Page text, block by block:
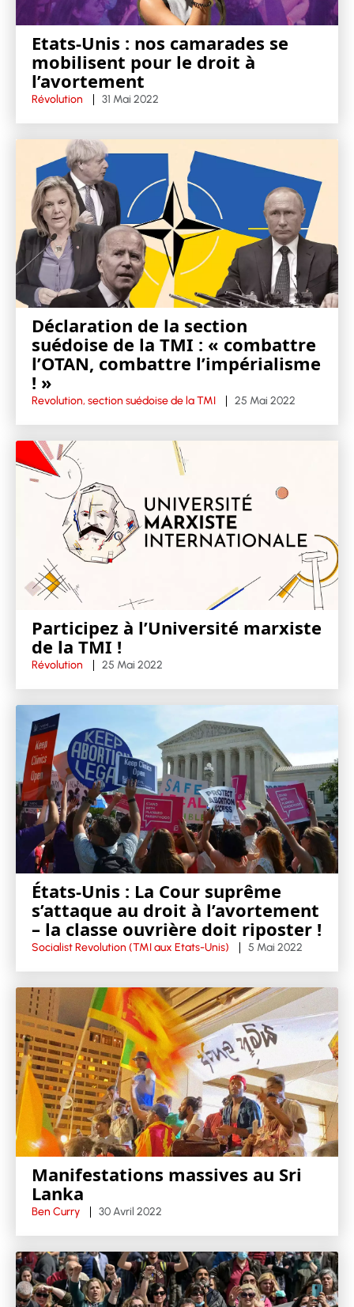
Etats-Unis : nos camarades se
mobilisent pour le droit à
l’avortement
Révolution 31 Mai 2022
Déclaration de la section
suédoise de la TMI : « combattre
l’OTAN, combattre l’impérialisme
! »
Revolution, section suédoise de la TMI 25 Mai 2022
Participez à l’Université marxiste
de la TMI !
Révolution 25 Mai 2022
États-Unis : La Cour suprême
s’attaque au droit à l’avortement
– la classe ouvrière doit riposter !
Socialist Revolution (TMI aux Etats-Unis) 5 Mai 2022
Manifestations massives au Sri
Lanka
Ben Curry 30 Avril 2022